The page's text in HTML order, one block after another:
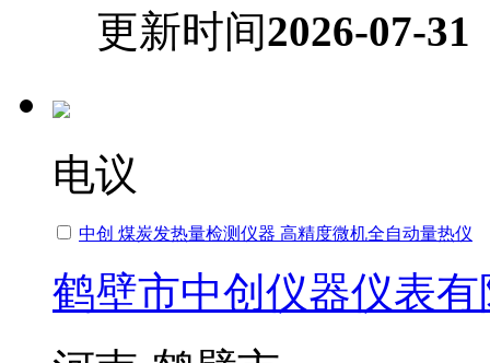
更新时间2026-07-31
电议
中创 煤炭发热量检测仪器 高精度微机全自动量热仪
鹤壁市中创仪器仪表